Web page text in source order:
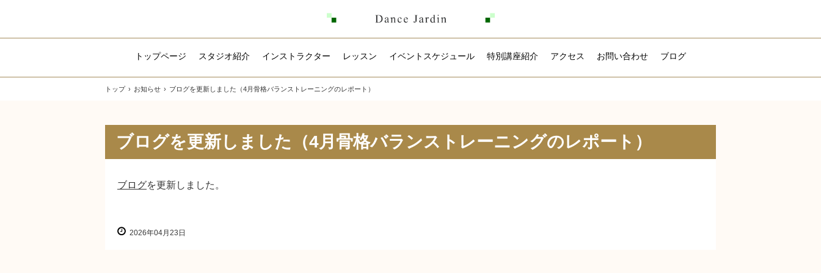
トップページ スタジオ紹介 インストラクター レッスン イベントスケジュール 特別講座紹介 アクセス お問い合わせ ブログ
トップ › お知らせ › ブログを更新しました（4月骨格バランストレーニングのレポート）
ブログを更新しました（4月骨格バランストレーニングのレポート）
ブログを更新しました。
2026年04月23日